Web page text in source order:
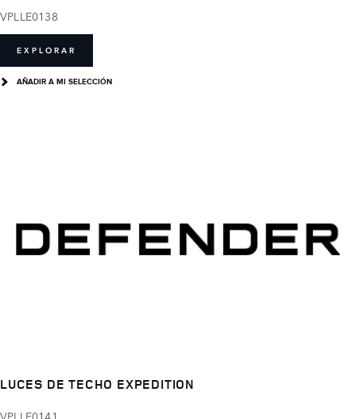
VPLLE0138
EXPLORAR
AÑADIR A MI SELECCIÓN
LUCES DE TECHO EXPEDITION
VPLLE0141